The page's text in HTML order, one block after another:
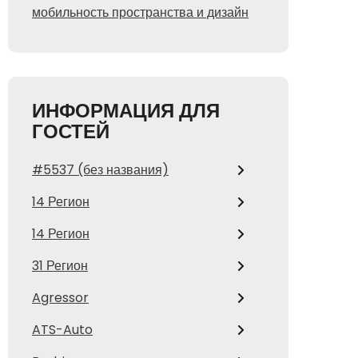
мобильность пространства и дизайн
ИНФОРМАЦИЯ ДЛЯ
ГОСТЕЙ
#5537 (без названия)
14 Регион
14 Регион
31 Регион
Agressor
ATS-Auto